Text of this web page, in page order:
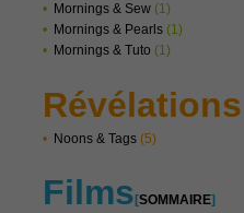
• Mornings & Sew (1)
• Mornings & Pearls (1)
• Mornings & Tuto (1)
Révélations
• Noons & Tags (5)
Films [SOMMAIRE]